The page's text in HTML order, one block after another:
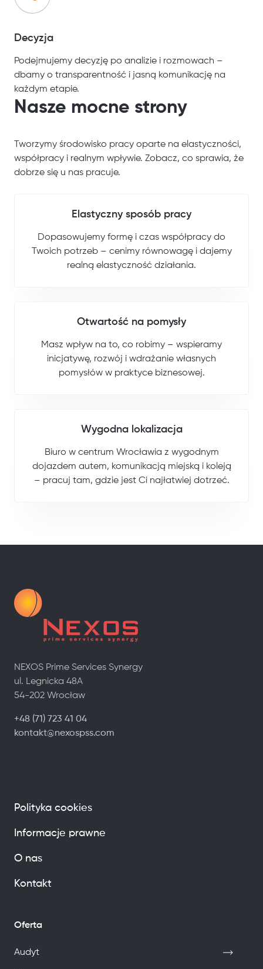
Decyzja
Podejmujemy decyzję po analizie i rozmowach –
dbamy o transparentność i jasną komunikację na
każdym etapie.
Nasze mocne strony
Tworzymy środowisko pracy oparte na elastyczności,
współpracy i realnym wpływie. Zobacz, co sprawia, że
dobrze się u nas pracuje.
Elastyczny sposób pracy
Dopasowujemy formę i czas współpracy do
Twoich potrzeb – cenimy równowagę i dajemy
realną elastyczność działania.
Otwartość na pomysły
Masz wpływ na to, co robimy – wspieramy
inicjatywę, rozwój i wdrażanie własnych
pomysłów w praktyce biznesowej.
Wygodna lokalizacja
Biuro w centrum Wrocławia z wygodnym
dojazdem autem, komunikacją miejską i koleją
– pracuj tam, gdzie jest Ci najłatwiej dotrzeć.
NEXOS Prime Services Synergy
ul. Legnicka 48A
54-202 Wrocław
+48 (71) 723 41 04
kontakt@nexospss.com
Polityka cookies
Informacje prawne
O nas
Kontakt
Oferta
Audyt